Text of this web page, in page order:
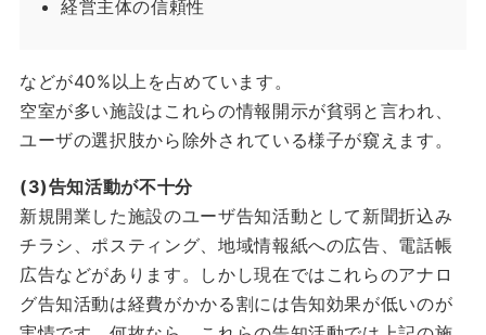
経営主体の信頼性
などが40%以上を占めています。
空室が多い施設はこれらの情報開示が貧弱と言われ、
ユーザの選択肢から除外されている様子が窺えます。
(3)告知活動が不十分
新規開業した施設のユーザ告知活動として新聞折込み
チラシ、ポスティング、地域情報紙への広告、電話帳
広告などがあります。しかし現在ではこれらのアナロ
グ告知活動は経費がかかる割には告知効果が低いのが